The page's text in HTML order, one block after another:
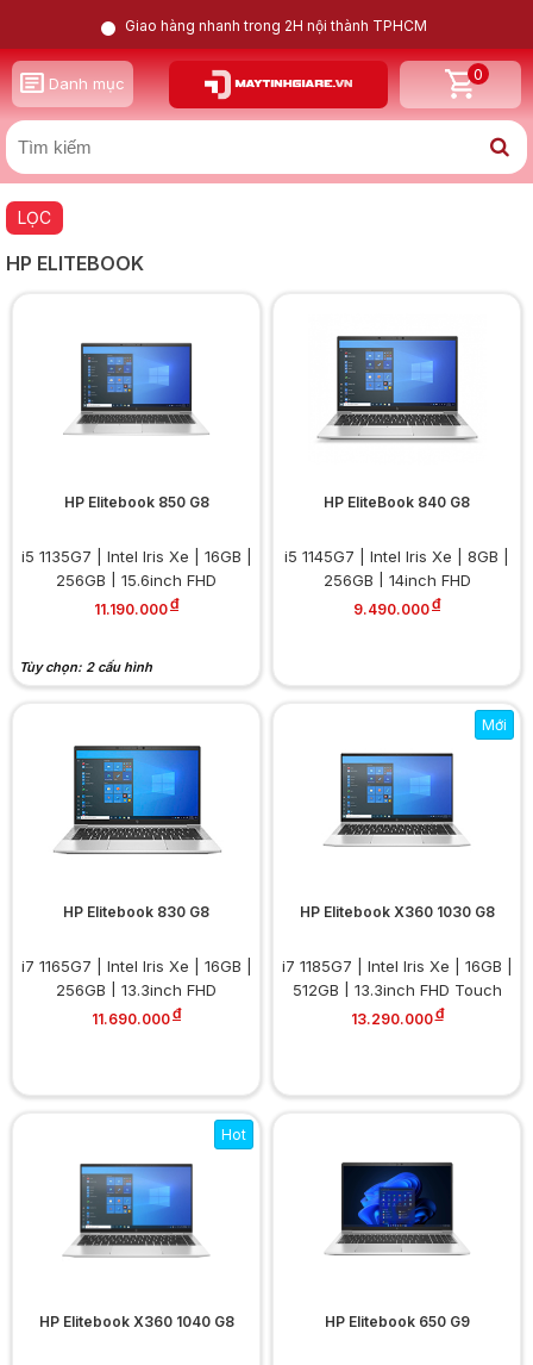
Giao hàng nhanh trong 2H nội thành TPHCM
Danh mục 0
LỌC
HP ELITEBOOK
HP Elitebook 850 G8
i5 1135G7 | Intel Iris Xe | 16GB |
256GB | 15.6inch FHD
11.190.000đ
Tùy chọn: 2 cấu hình
HP EliteBook 840 G8
i5 1145G7 | Intel Iris Xe | 8GB |
256GB | 14inch FHD
9.490.000đ
HP Elitebook 830 G8
i7 1165G7 | Intel Iris Xe | 16GB |
256GB | 13.3inch FHD
11.690.000đ
Mới
HP Elitebook X360 1030 G8
i7 1185G7 | Intel Iris Xe | 16GB |
512GB | 13.3inch FHD Touch
13.290.000đ
Hot
HP Elitebook X360 1040 G8 HP Elitebook 650 G9